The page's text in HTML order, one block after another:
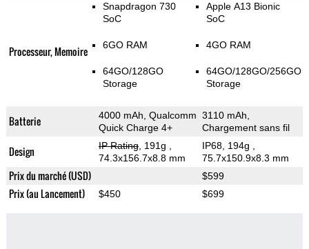
Processeur, Memoire
Snapdragon 730
SoC
6GO RAM
64GO/128GO
Storage
Apple A13 Bionic
SoC
4GO RAM
64GO/128GO/256GO
Storage
Batterie
4000 mAh, Qualcomm
Quick Charge 4+
3110 mAh,
Chargement sans fil
Design IP Rating, 191g
74.3x156.7x8.8 mm
IP68, 194g
75.7x150.9x8.3 mm
Prix du marché (USD) $599
Prix (au Lancement) $450 $699